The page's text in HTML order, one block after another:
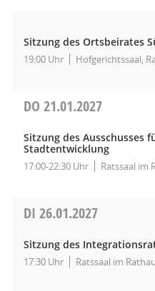
Sitzung des Ortsbeirates
19:00 Uhr Hofgerichtssaal,
DO 21.01.2027
Sitzung des Ausschusses
Stadtentwicklung
17:00-22:30 Uhr Ratssaal im
DI 26.01.2027
Sitzung des
17:30 Uhr Ratssaal im